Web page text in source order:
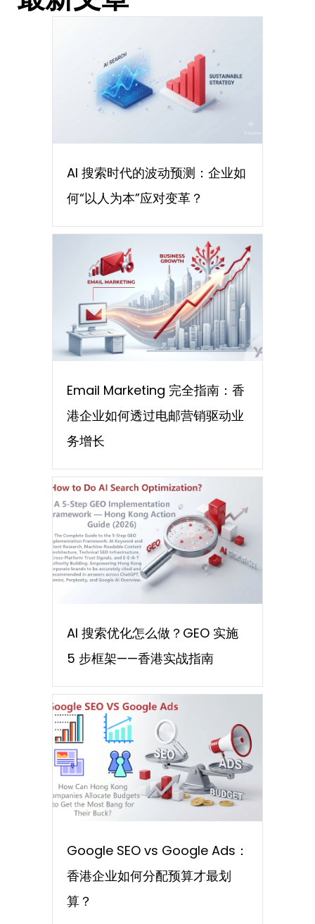
AI 搜索时代的波动预测：企业如
何“以人为本”应对变革？
Email Marketing 完全指南：香
港企业如何透过电邮营销驱动业
务增长
AI 搜索优化怎么做？GEO 实施
5 步框架——香港实战指南
Google SEO vs Google Ads：
香港企业如何分配预算才最划
算？